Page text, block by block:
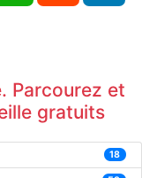
Parcourez et
gratuits
18